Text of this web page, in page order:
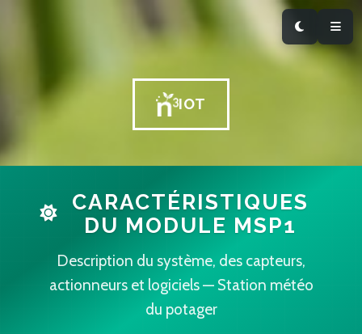
IOT
CARACTÉRISTIQUES
DU MODULE MSP1
Description du système, des capteurs,
actionneurs et logiciels — Station météo
du potager